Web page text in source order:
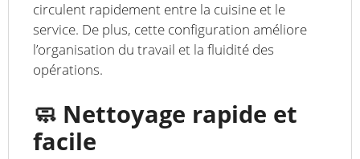
circulent rapidement entre la cuisine et le
service. De plus, cette configuration améliore
l’organisation du travail et la fluidité des
opérations.
🧼 Nettoyage rapide et
facile